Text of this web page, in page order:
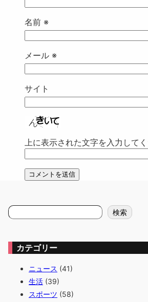
名前 ※
メール ※
サイト
上に表示された文字を入力してく
検
索
検索
カテゴリー
ニュース (41)
生活 (39)
スポーツ (58)